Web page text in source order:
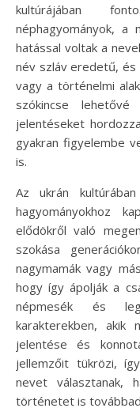
kultúrájában
néphagyományok, a
hatással voltak a
név szláv eredetű,
vagy a történelmi
szókincse
jelentéseket
gyakran figyelembe
is.
Az ukrán
hagyományokhoz
elődökről való
szokása
nagymamák vagy
hogy így ápolják a
népmesék és
karakterekben, akik
jelentése és
jellemzőit tükrözi,
nevet választanak,
történetet is